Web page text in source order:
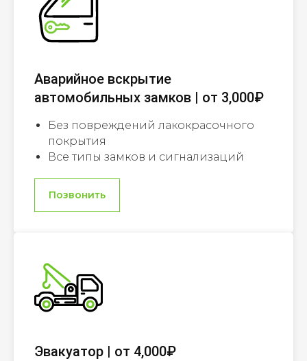
Аварийное вскрытие
автомобильных замков | от 3,000₽
Без повреждений лакокрасочного
покрытия
Все типы замков и сигнализаций
Позвонить
Эвакуатор | от 4,000₽